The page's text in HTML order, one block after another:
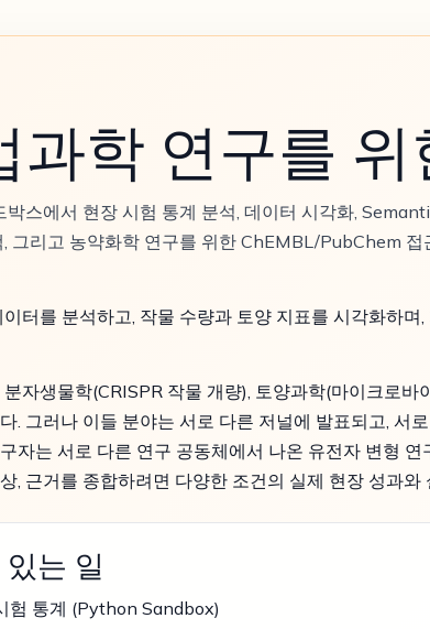
과학 연구를
스에서 현장 시험 통계 분석, 데이터 시각화,
, 그리고 농약화학 연구를 위한 ChEMBL/PubChem
터를 분석하고, 작물 수량과 토양 지표를 시각화하
자생물학(CRISPR 작물 개량), 토양과학(마이크로
. 그러나 이들 분야는 서로 다른 저널에 발표되고, 서
자는 서로 다른 연구 공동체에서 나온 유전자 변형
, 근거를 종합하려면 다양한 조건의 실제 현장 성과와
는 일
험 통계 (Python Sandbox)